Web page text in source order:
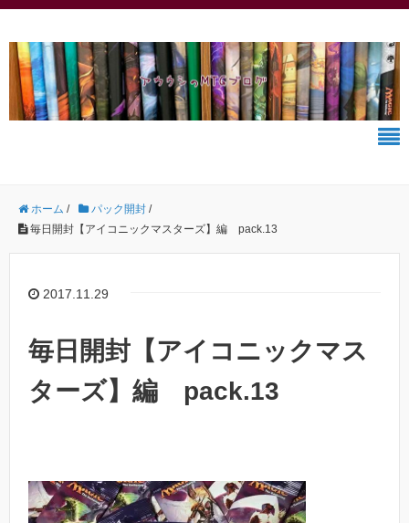
ホーム / パック開封 /
毎日開封【アイコニックマスターズ】編 pack.13
2017.11.29
毎日開封【アイコニックマス
ターズ】編 pack.13